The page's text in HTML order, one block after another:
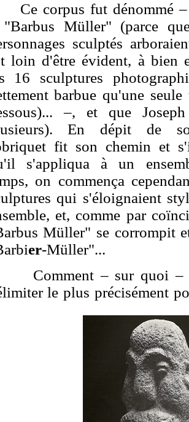
corpus fut dénommé –
Müller" (parce
sculptés
loin d'être évident, à bien
16 sculptures
barbue qu'une
–, et que
En dépit de
fit son chemin et
s'appliqua à un
on commença
qui s'éloignaient
et, comme par
Müller" se corrompit
er-Müller"...
– sur quoi –
le plus précisément